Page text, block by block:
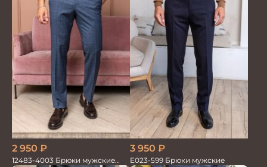
2 950 ₽
12483-4003 Брюки мужские
3 950 ₽
Е023-599 Брюки мужские